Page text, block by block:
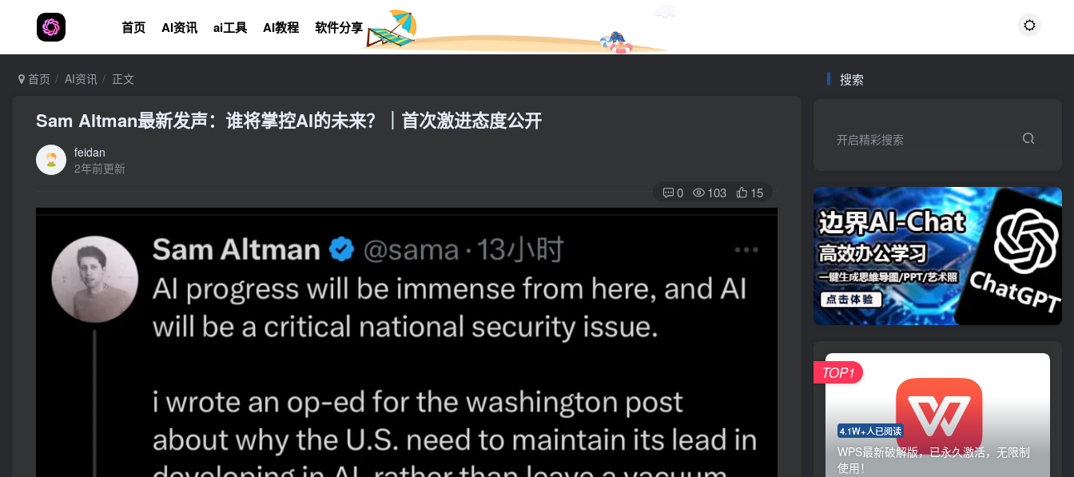
首页 AI资讯 ai工具 AI教程 软件分享
首页 AI资讯 正文
Sam Altman最新发声：谁将掌控AI的未来？｜首次激进态度公开
feidan
2年前更新
0 103 15
搜索
开启精彩搜索
4.1W+人已阅读
WPS最新破解版，已永久激活，无限制
使用！
TOP1